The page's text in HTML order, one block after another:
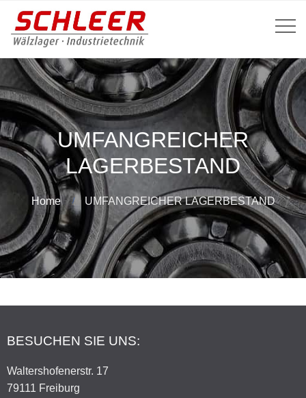
UMFANGREICHER
LAGERBESTAND
Home UMFANGREICHER LAGERBESTAND
BESUCHEN SIE UNS:
Waltershofenerstr. 17
79111 Freiburg